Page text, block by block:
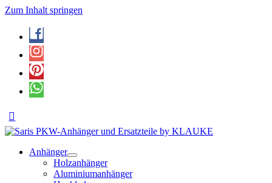
Zum Inhalt springen
Anhänger
Holzanhänger
Aluminiumanhänger